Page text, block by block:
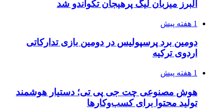
البرز میزبان لیگ پرهیجان تکواندو شد
1 هفته پیش
دومین برد پرسپولیس در دومین بازی تدارکاتی
اردوی ترکیه
1 هفته پیش
هوش مصنوعی چت جی پی تی؛ دستیار هوشمند
تولید محتوا برای کسب‌وکارها